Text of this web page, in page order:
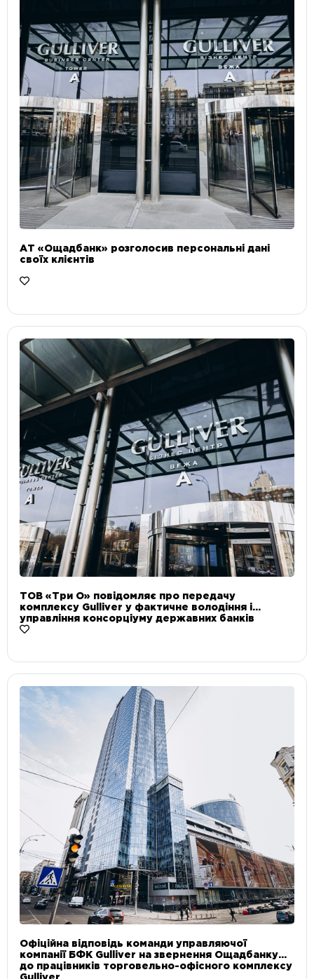
АТ «Ощадбанк» розголосив персональні дані
своїх клієнтів
ТОВ «Три О» повідомляє про передачу
комплексу Gulliver у фактичне володіння і
управління консорціуму державних банків
Офіційна відповідь команди управляючої
компанії БФК Gulliver на звернення Ощадбанку
до працівників торговельно-офісного комплексу
Gulliver